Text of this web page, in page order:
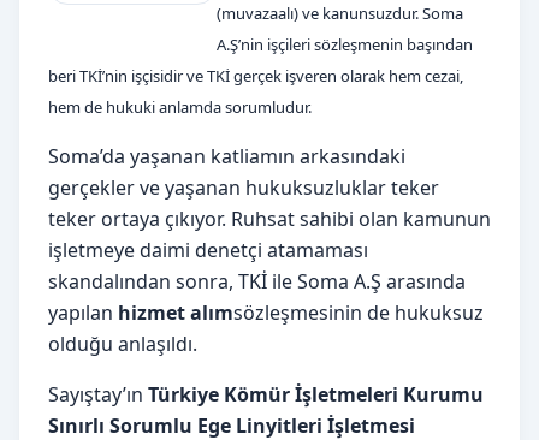
(muvazaalı) ve kanunsuzdur. Soma
A.Ş’nin işçileri sözleşmenin başından
beri TKİ’nin işçisidir ve TKİ gerçek işveren olarak hem cezai,
hem de hukuki anlamda sorumludur.
Soma’da yaşanan katliamın arkasındaki
gerçekler ve yaşanan hukuksuzluklar teker
teker ortaya çıkıyor. Ruhsat sahibi olan kamunun
işletmeye daimi denetçi atamaması
skandalından sonra, TKİ ile Soma A.Ş arasında
yapılan hizmet alımsözleşmesinin de hukuksuz
olduğu anlaşıldı.
Sayıştay’ın Türkiye Kömür İşletmeleri Kurumu
Sınırlı Sorumlu Ege Linyitleri İşletmesi